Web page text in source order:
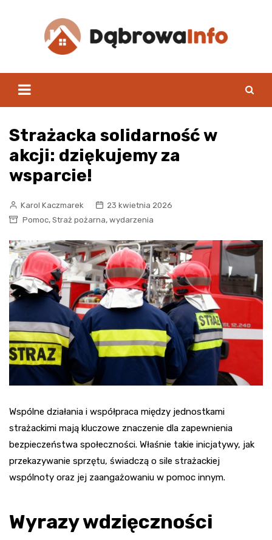
Strażacka solidarność w
akcji: dziękujemy za
wsparcie!
Karol Kaczmarek
23 kwietnia 2026
Pomoc, Straż pożarna, wydarzenia
Wspólne działania i współpraca między jednostkami
strażackimi mają kluczowe znaczenie dla zapewnienia
bezpieczeństwa społeczności. Właśnie takie inicjatywy, jak
przekazywanie sprzętu, świadczą o sile strażackiej
wspólnoty oraz jej zaangażowaniu w pomoc innym.
Wyrazy wdzięczności